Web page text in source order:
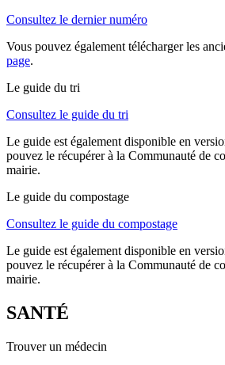
Consultez le dernier numéro
Vous pouvez également télécharger les
page.
Le guide du tri
Consultez le guide du tri
Le guide est également disponible en
pouvez le récupérer à la Communauté de
mairie.
Le guide du compostage
Consultez le guide du compostage
Le guide est également disponible en
pouvez le récupérer à la Communauté de
mairie.
SANTÉ
Trouver un médecin